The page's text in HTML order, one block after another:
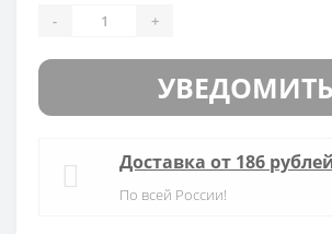
- +
УВЕДОМИТЬ
Доставка от 186
По всей России!